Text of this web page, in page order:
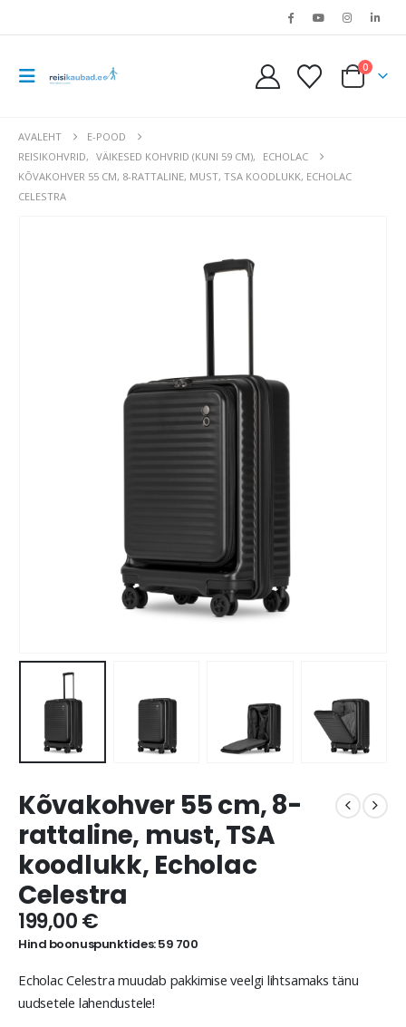
0
AVALEHT
E-POOD
REISIKOHVRID, VÄIKESED KOHVRID (KUNI 59 CM),
ECHOLAC
KÕVAKOHVER 55 CM, 8-RATTALINE, MUST, TSA KOODLUKK, ECHOLAC
CELESTRA
Kõvakohver 55 cm, 8-
rattaline, must, TSA
koodlukk, Echolac
Celestra
199,00€
Hind boonuspunktides: 59 700
Echolac Celestra muudab pakkimise veelgi lihtsamaks tänu
uudsetele lahendustele!